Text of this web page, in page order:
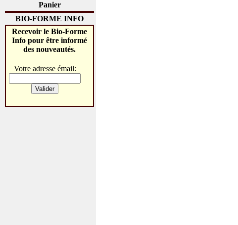
Panier
BIO-FORME INFO
Recevoir le Bio-Forme
Info pour être informé
des nouveautés.
Votre adresse émail: